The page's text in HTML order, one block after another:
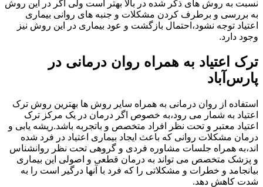
نسبت به روش های ذکر شده در بالا بهتر است ولی اگر در این روش
به بررسی و برطرف کردن مشکلات و جنبه های روانی بیماری
اعتیاد توجه نشود،احتمال بازگشت و عود بیماری در این روش نیز
وجود دارد.
ترک اعتیاد به همراه روان درمانی در
پارس‌آباد
استفاده از روان درمانی به همراه سایر روش ها بهترین روش ترک
اعتیاد به شمار می رود،به خصوص اگر درمان در یک مرکز ترک
اعتیاد معتبر و تحت نظر افراد متخصص و باتجربه باشد.ریشه یابی و
درمان مشکلات روانی که باعث ایجاد بیماری اعتیاد در فرد شده
اند،به همراه جلسات مشاوره فردی و گروهی تحت نظر روانشناس
و پزشک متخصص می تواند به درمان قطعی و اصولی این بیماری
بیانجامد و خطرات و مشکلاتی را که فرد با آنها درگیر است را به
شدت کاهش دهد.